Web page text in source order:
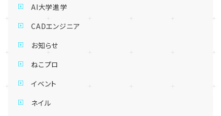
AI大学進学
CADエンジニア
お知らせ
ねこプロ
イベント
ネイル